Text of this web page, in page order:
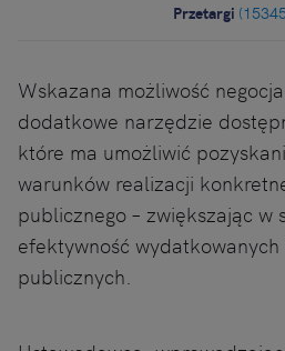
Przetargi
Wskazana możliwość
dodatkowe narzędzie
które ma umożliwić
warunków realizacji
publicznego – zwiększając w
efektywność
publicznych.